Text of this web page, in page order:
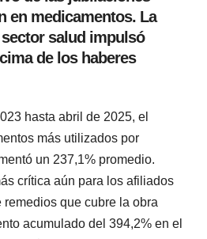
en medicamentos. La
salud impulsó
de los haberes
hasta abril de 2025, el
más utilizados por
un 237,1% promedio.
crítica aún para los afiliados
remedios que cubre la obra
acumulado del 394,2% en el